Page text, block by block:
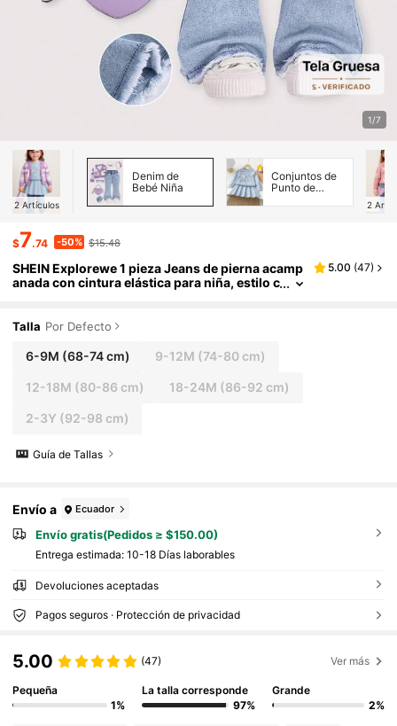
1/7
2 Artículos
Denim de
Bebé Niña
Conjuntos de
Punto de
2
$7.74 -50% $15.48
SHEIN Explorewe 1 pieza Jeans de pierna acamp
anada con cintura elástica para niña, estilo c
color azul medio lavado. Diseño de cintura elásti
rio, ya sea jugando en casa o saliendo, mantiene
al niño cómodo y con estilo.
5.00 (47)
Talla Por Defecto
6-9M (68-74 cm) 9-12M (74-80 cm)
12-18M (80-86 cm) 18-24M (86-92 cm)
2-3Y (92-98 cm)
Guía de Tallas
Envío a Ecuador
Envío gratis(Pedidos ≥ $150.00)
Entrega estimada: 10-18 Días laborables
Devoluciones aceptadas
Pagos seguros · Protección de privacidad
5.00 (47) Ver más
Pequeña
1%
La talla corresponde
97%
Grande
2%